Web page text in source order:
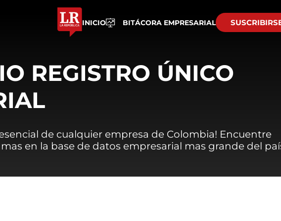
INICIO BITÁCORA EMPRESARIAL
REGISTRO ÚNICO
de cualquier empresa de Colombia! Encuentre
en la base de datos empresarial mas grande del